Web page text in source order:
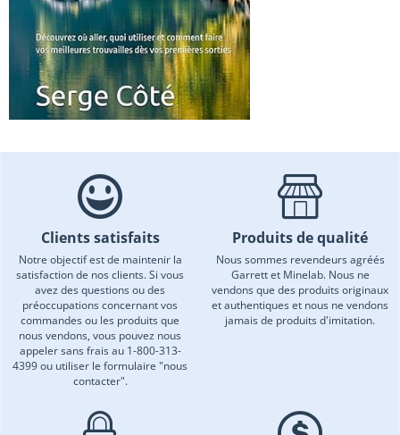
Clients satisfaits
Notre objectif est de maintenir la
satisfaction de nos clients. Si vous
avez des questions ou des
préoccupations concernant vos
commandes ou les produits que
nous vendons, vous pouvez nous
appeler sans frais au 1-800-313-
4399 ou utiliser le formulaire "nous
contacter".
Produits de qualité
Nous sommes revendeurs agréés
Garrett et Minelab. Nous ne
vendons que des produits originaux
et authentiques et nous ne vendons
jamais de produits d'imitation.